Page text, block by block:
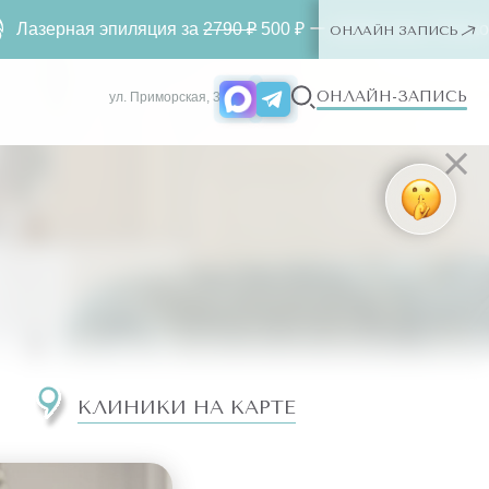
ул. Приморская, 3 ОНЛАЙН-ЗАПИСЬ
КЛИНИКИ НА КАРТЕ
эпиляция за2790 ₽500 ₽ ー любая зона. Только для
ОНЛАЙН ЗАПИСЬ